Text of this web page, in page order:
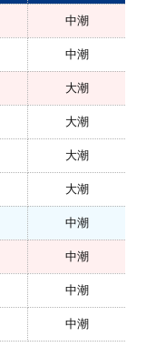
中潮
中潮
大潮
大潮
大潮
大潮
中潮
中潮
中潮
中潮